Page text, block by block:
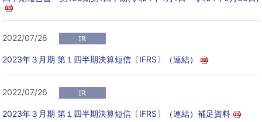
2022/07/26
2023年３月期 第１四半期決算短信〔IFRS〕（連結）
2022/07/26
2023年３月期 第１四半期決算短信〔IFRS〕（連結）補足資料